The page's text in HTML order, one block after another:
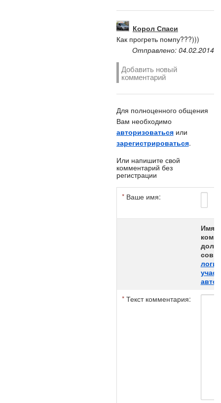
Корол Спаси
Как прогреть помпу???)))
Отправлено: 04.02.2014
Добавить новый
комментарий
Для полноценного общения
Вам необходимо
авторизоватьсяили
зарегистрироваться.
Или напишите свой
комментарий без
регистрации
*Ваше имя:
Имя
*Текст комментария: